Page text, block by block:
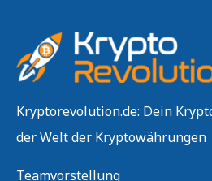
Kryptorevolution.de: Dein
der Welt der Kryptowährungen
Teamvorstellung